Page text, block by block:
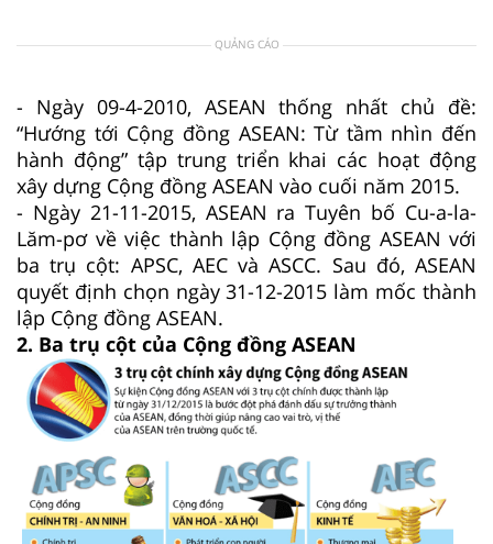
QUẢNG CÁO
- Ngày 09-4-2010, ASEAN thống nhất chủ đề:
“Hướng tới Cộng đồng ASEAN: Từ tầm nhìn đến
hành động” tập trung triển khai các hoạt động
xây dựng Cộng đồng ASEAN vào cuối năm 2015.
- Ngày 21-11-2015, ASEAN ra Tuyên bố Cu-a-la-
Lăm-pơ về việc thành lập Cộng đồng ASEAN với
ba trụ cột: APSC, AEC và ASCC. Sau đó, ASEAN
quyết định chọn ngày 31-12-2015 làm mốc thành
lập Cộng đồng ASEAN.
2. Ba trụ cột của Cộng đồng ASEAN